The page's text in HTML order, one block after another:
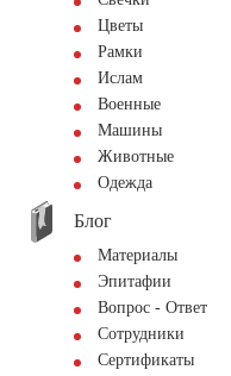
Цветы
Рамки
Ислам
Военные
Машины
Животные
Одежда
Блог
Материалы
Эпитафии
Вопрос - Ответ
Сотрудники
Сертификаты